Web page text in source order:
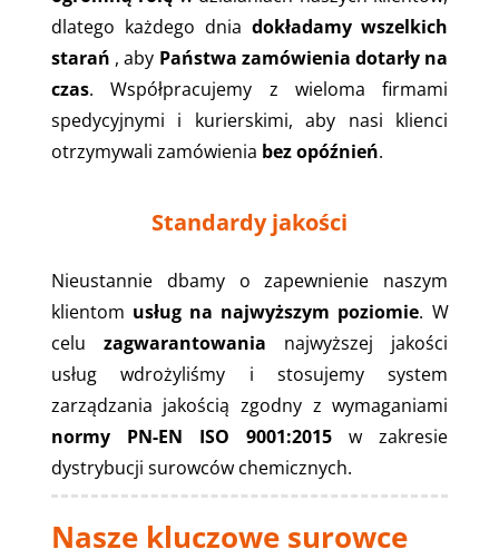
dlatego każdego dnia dokładamy wszelkich
starań , aby Państwa zamówienia dotarły na
czas. Współpracujemy z wieloma firmami
spedycyjnymi i kurierskimi, aby nasi klienci
otrzymywali zamówienia bez opóźnień.
Standardy jakości
Nieustannie dbamy o zapewnienie naszym
klientom usług na najwyższym poziomie. W
celu zagwarantowania najwyższej jakości
usług wdrożyliśmy i stosujemy system
zarządzania jakością zgodny z wymaganiami
normy PN-EN ISO 9001:2015 w zakresie
dystrybucji surowców chemicznych.
Nasze kluczowe surowce